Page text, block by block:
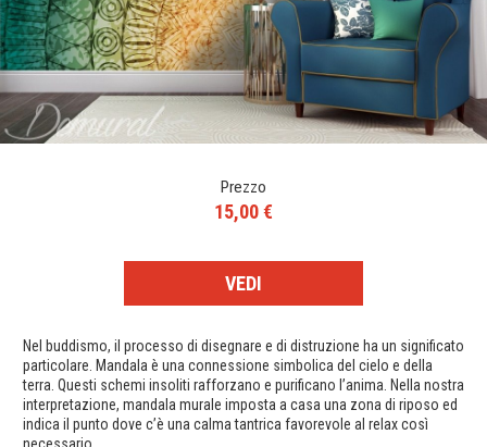
Prezzo
15,00 €
VEDI
Nel buddismo, il processo di disegnare e di distruzione ha un significato
particolare. Mandala è una connessione simbolica del cielo e della
terra. Questi schemi insoliti rafforzano e purificano l’anima. Nella nostra
interpretazione, mandala murale imposta a casa una zona di riposo ed
indica il punto dove c’è una calma tantrica favorevole al relax così